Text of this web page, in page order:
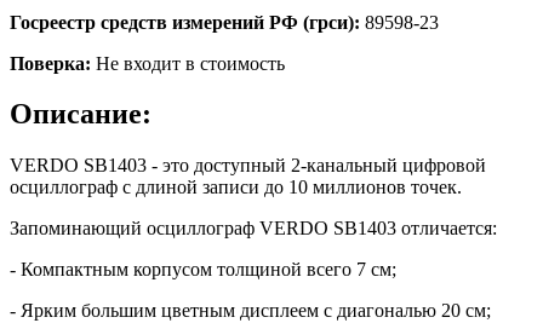
Госреестр средств измерений РФ (грси): 89598-23
Поверка: Не входит в стоимость
Описание:
VERDO SB1403 - это доступный 2-канальный цифровой
осциллограф c длиной записи до 10 миллионов точек.
Запоминающий осциллограф VERDO SB1403 отличается:
- Компактным корпусом толщиной всего 7 см;
- Ярким большим цветным дисплеем с диагональю 20 см;